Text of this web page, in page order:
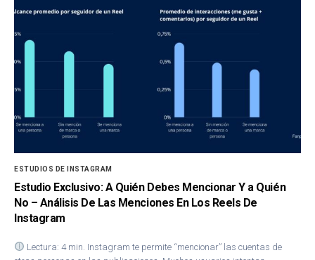
ESTUDIOS DE INSTAGRAM
Estudio Exclusivo: A Quién Debes Mencionar Y a Quién
No – Análisis De Las Menciones En Los Reels De
Instagram
Lectura: 4 min. Instagram te permite “mencionar” las cuentas de